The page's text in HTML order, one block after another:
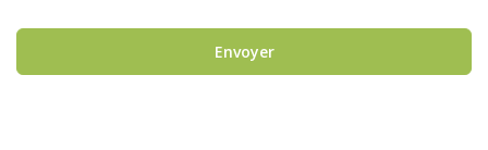
Envoyer